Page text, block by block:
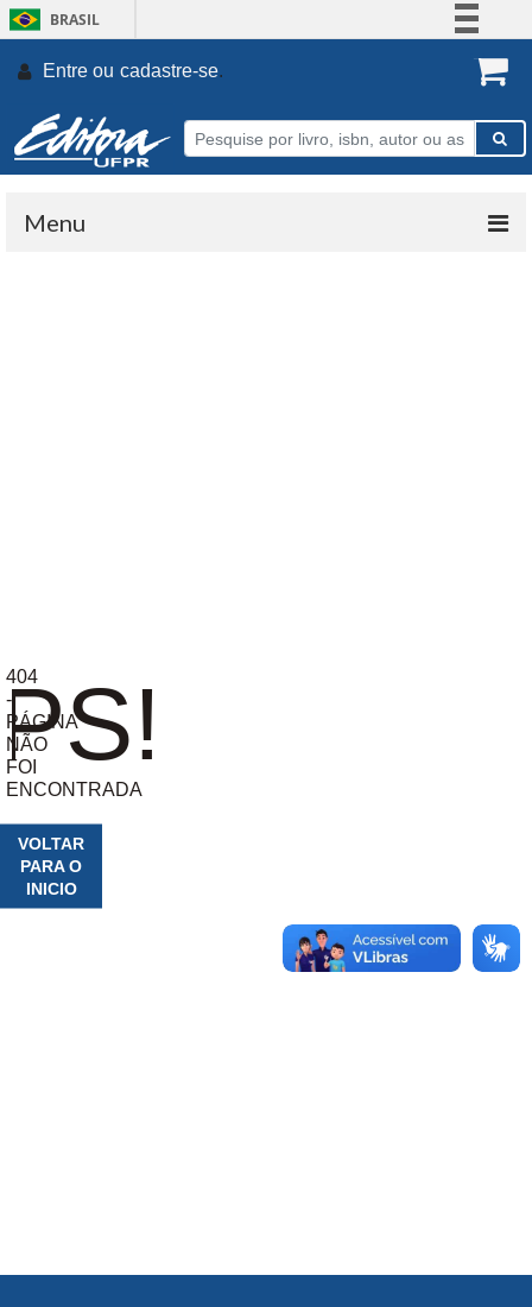
BRASIL
Participe
Entre ou cadastre-se.
Menu
404
-
PÁGINA
NÃO
FOI
ENCONTRADA
VOLTAR
PARA O
INICIO